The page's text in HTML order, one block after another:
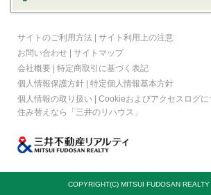
サイトのご利用方法 | サイト利用上の注意
お問い合わせ | サイトマップ
会社概要 | 特定商取引に基づく表記
個人情報保護方針 | 特定個人情報基本方針
個人情報の取り扱い | Cookieおよびアクセスログに
住み替えなら
「三井のリハウス」
COPYRIGHT(C) MITSUI FUDOSAN REALTY